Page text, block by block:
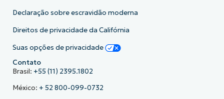
Declaração sobre escravidão moderna
Direitos de privacidade da Califórnia
Suas opções de privacidade
Contato
Brasil: +55 (11) 2395.1802
México: + 52 800-099-0732